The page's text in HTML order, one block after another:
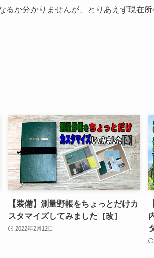
るか分かりませんが、とりあえず現在
【装備】測量野帳をちょっとだけカ
スタマイズしてみました［改］
2022年2月12日